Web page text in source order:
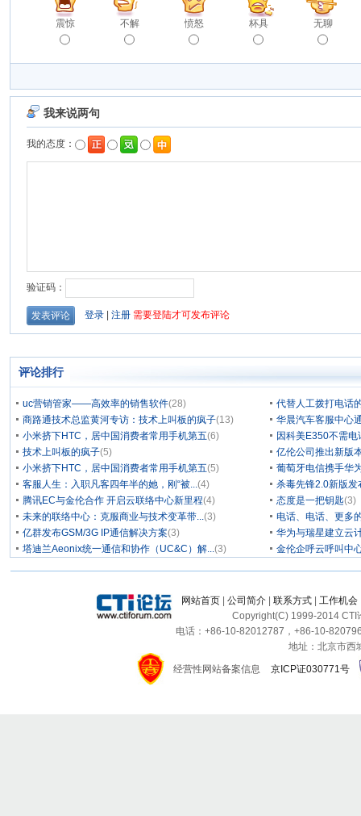
震惊 不解 愤怒 杯具 无聊
评论排行
uc营销管家——高效率的销售软件(28)
代替人工拨打电话
商路通技术总监黄河专访：技术上叫板的疯子(13)
华晨汽车客服中心
小米挤下HTC，居中国消费者常用手机第五(6)
因科美E350不需
技术上叫板的疯子(5)
亿伦公司推出新版
小米挤下HTC，居中国消费者常用手机第五(5)
葡萄牙电信携手华
客服人生：入职凡客四年半的她，刚“被...(4)
杀毒先锋2.0新版发
腾讯EC与金伦合作 开启云联络中心新里程(4) 态度是一把钥匙(3)
未来的联络中心：克服商业与技术变革带...(3)
电话、电话、更多
亿群发布GSM/3G IP通信解决方案(3)
华为与瑞星建立云
塔迪兰Aeonix统一通信和协作（UC&C）解...(3) 金伦企呼云呼叫中
网站首页 公司简介 联系方式 工作机会
Copyright(C) 1999-2014 CTI
电话：+86-10-82012787，+86-10-
地址：北京市西
经营性网站备案信息
京ICP证030771号